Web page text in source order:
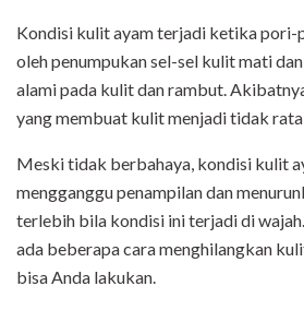
Kondisi kulit ayam terjadi ketika
oleh penumpukan sel-sel kulit mati dan
alami pada kulit dan rambut.
yang membuat kulit menjadi tidak rata
Meski tidak berbahaya, kondisi kulit
mengganggu penampilan dan
terlebih bila kondisi ini terjadi di
ada beberapa cara menghilangkan
bisa Anda lakukan.